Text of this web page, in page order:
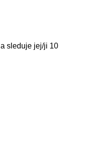
a sleduje jej/ji 10